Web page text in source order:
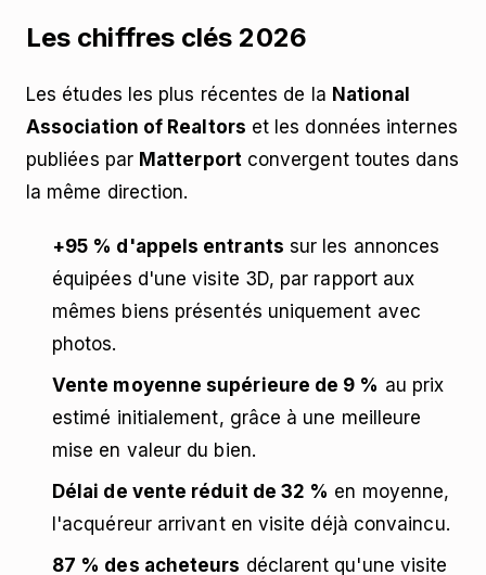
Les chiffres clés 2026
Les études les plus récentes de la National
Association of Realtors et les données internes
publiées par Matterportconvergent toutes dans
la même direction.
+95 % d'appels entrants sur les annonces
équipées d'une visite 3D, par rapport aux
mêmes biens présentés uniquement avec
photos.
Vente moyenne supérieure de 9 % au prix
estimé initialement, grâce à une meilleure
mise en valeur du bien.
Délai de vente réduit de 32 % en moyenne,
l'acquéreur arrivant en visite déjà convaincu.
87 % des acheteurs déclarent qu'une visite